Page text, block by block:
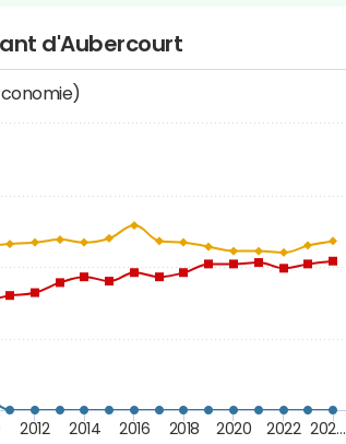
d'Aubercourt
2012 2014 2016 2018 2020 2022 202…